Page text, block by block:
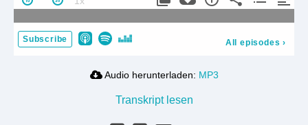
Subscribe All episodes ›
Audio herunterladen: MP3
Transkript lesen